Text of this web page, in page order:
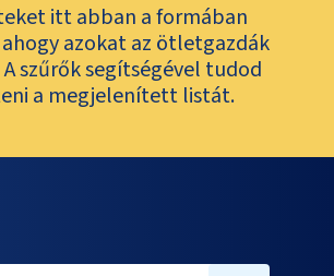
itt abban a formában
azokat az ötletgazdák
szűrők segítségével tudod
a megjelenített listát.